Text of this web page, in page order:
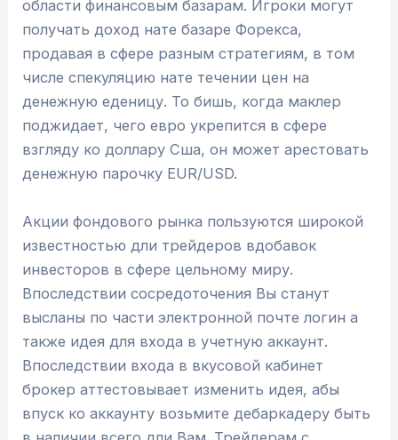
области финансовым базарам. Игроки могут
получать доход нате базаре Форекса,
продавая в сфере разным стратегиям, в том
числе спекуляцию нате течении цен на
денежную еденицу. То бишь, когда маклер
поджидает, чего евро укрепится в сфере
взгляду ко доллару Сша, он может арестовать
денежную парочку EUR/USD.
Акции фондового рынка пользуются широкой
известностью дли трейдеров вдобавок
инвесторов в сфере цельному миру.
Впоследствии сосредоточения Вы станут
высланы по части электронной почте логин а
также идея для входа в учетную аккаунт.
Впоследствии входа в вкусовой кабинет
брокер аттестовывает изменить идея, абы
впуск ко аккаунту возьмите дебаркадеру быть